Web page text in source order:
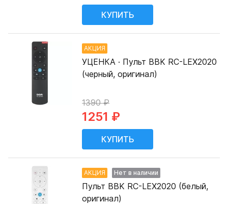
АКЦИЯ
УЦЕНКА · Пульт BBK RC-LEX2020
(черный, оригинал)
1390 ₽
1251 ₽
АКЦИЯ Нет в наличии
Пульт BBK RC-LEX2020 (белый,
оригинал)